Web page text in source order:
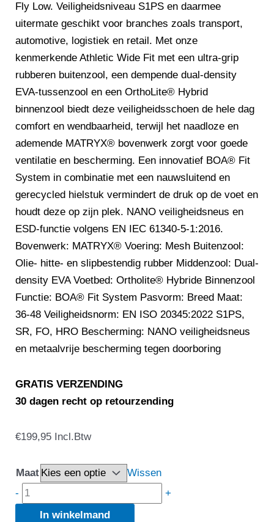
Fly Low. Veiligheidsniveau S1PS en daarmee
uitermate geschikt voor branches zoals transport,
automotive, logistiek en retail. Met onze
kenmerkende Athletic Wide Fit met een ultra-grip
rubberen buitenzool, een dempende dual-density
EVA-tussenzool en een OrthoLite® Hybrid
binnenzool biedt deze veiligheidsschoen de hele dag
comfort en wendbaarheid, terwijl het naadloze en
ademende MATRYX® bovenwerk zorgt voor goede
ventilatie en bescherming. Een innovatief BOA® Fit
System in combinatie met een nauwsluitend en
gerecycled hielstuk vermindert de druk op de voet en
houdt deze op zijn plek. NANO veiligheidsneus en
ESD-functie volgens EN IEC 61340-5-1:2016.
Bovenwerk: MATRYX® Voering: Mesh Buitenzool:
Olie- hitte- en slipbestendig rubber Middenzool: Dual-
density EVA Voetbed: Ortholite® Hybride Binnenzool
Functie: BOA® Fit System Pasvorm: Breed Maat:
36-48 Veiligheidsnorm: EN ISO 20345:2022 S1PS,
SR, FO, HRO Bescherming: NANO veiligheidsneus
en metaalvrije bescherming tegen doorboring
GRATIS VERZENDING
30 dagen recht op retourzending
€199,95 Incl.Btw
Maat
Wissen
-
SOLID
-
HAZE
2
+
In winkelmand